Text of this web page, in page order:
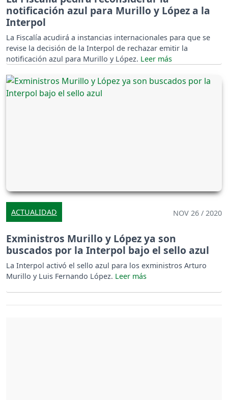
notificación azul para Murillo y López a la
Interpol
La Fiscalía acudirá a instancias internacionales para que se
revise la decisión de la Interpol de rechazar emitir la
notificación azul para Murillo y López.
ACTUALIDAD NOV 26 / 2020
Exministros Murillo y López ya son
buscados por la Interpol bajo el sello azul
La Interpol activó el sello azul para los exministros Arturo
Murillo y Luis Fernando López.